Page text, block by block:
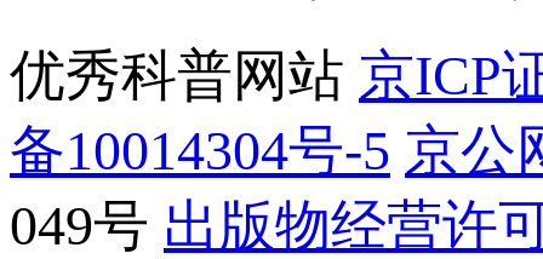
优秀科普网站 京ICP
备10014304号-5 京公
049号 出版物经营许